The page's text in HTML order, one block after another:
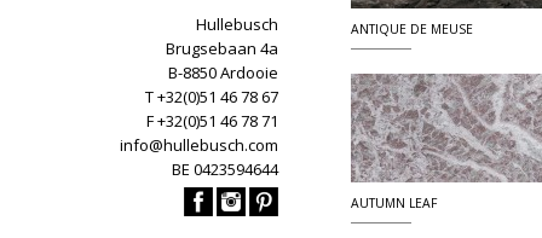
Hullebusch
Brugsebaan 4a
B-8850 Ardooie
T +32(0)51 46 78 67
F +32(0)51 46 78 71
info@hullebusch.com
BE 0423594644
ANTIQUE DE MEUSE
AUTUMN LEAF